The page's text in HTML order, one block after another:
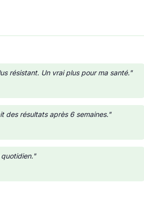
résistant. Un vrai plus pour ma santé."
des résultats après 6 semaines."